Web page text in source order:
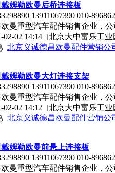
姆勒欧曼后桥连接板
13911067390 010-
欧曼重型汽车配件销售企业，公
02-02 14:14 [北京大中富乐工业
北京义诚德昌欧曼配件营销公
姆勒欧曼大灯连接支架
13911067390 010-
欧曼重型汽车配件销售企业，公
02-02 14:12 [北京大中富乐工业
北京义诚德昌欧曼配件营销公
姆勒欧曼前悬上连接板
13911067390 010-
欧曼重型汽车配件销售企业，公